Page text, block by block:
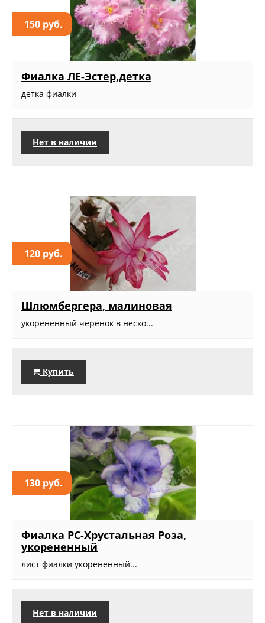
150 руб.
Фиалка ЛЕ-Эстер,детка
детка фиалки
Нет в наличии
120 руб.
Шлюмбергера, малиновая
укорененный черенок в неско...
Купить
130 руб.
Фиалка РС-Хрустальная Роза,
укорененный
лист фиалки укорененный...
Нет в наличии